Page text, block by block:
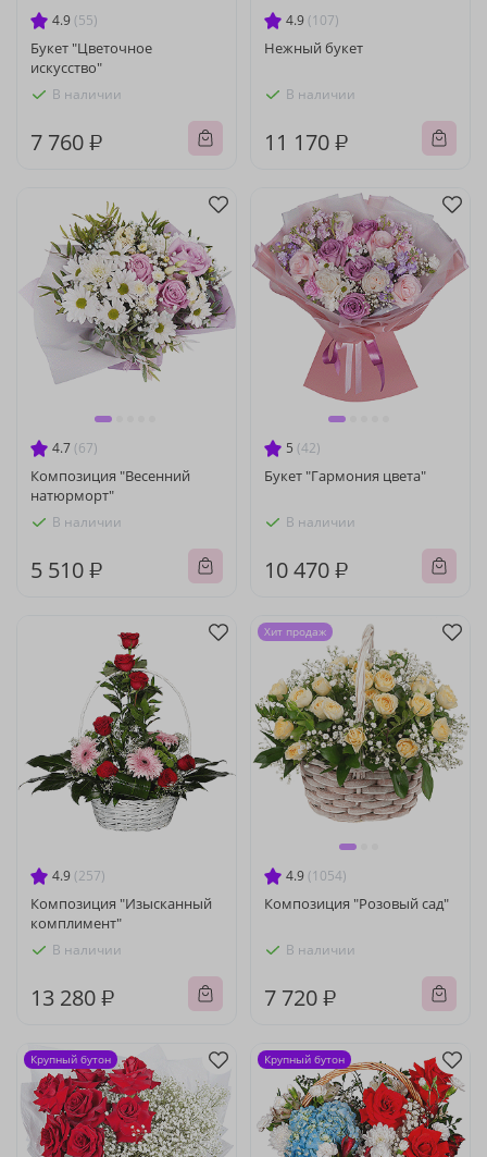
4.9 (55)
Букет "Цветочное
искусство"
В наличии
7 760 ₽
4.9 (107)
Нежный букет
В наличии
11 170 ₽
4.7 (67)
Композиция "Весенний
натюрморт"
В наличии
5 510 ₽
5 (42)
Букет "Гармония цвета"
В наличии
10 470 ₽
4.9 (257)
Композиция "Изысканный
комплимент"
В наличии
13 280 ₽
4.9 (1054)
Композиция "Розовый сад"
В наличии
7 720 ₽
Хит продаж
Крупный бутон Крупный бутон